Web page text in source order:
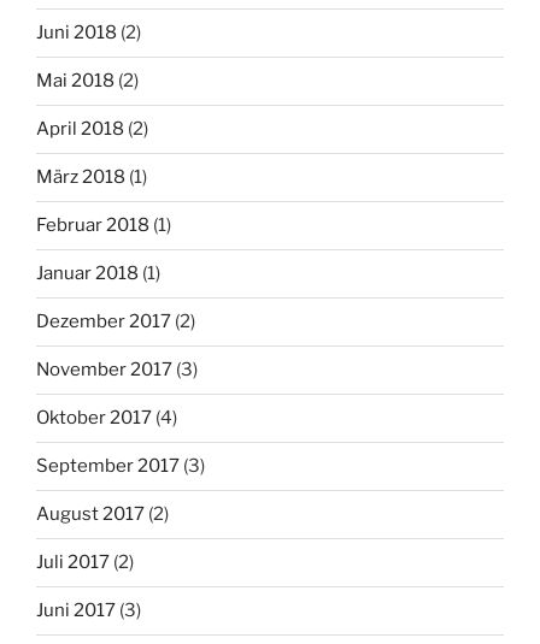
Juni 2018 (2)
Mai 2018 (2)
April 2018 (2)
März 2018 (1)
Februar 2018 (1)
Januar 2018 (1)
Dezember 2017 (2)
November 2017 (3)
Oktober 2017 (4)
September 2017 (3)
August 2017 (2)
Juli 2017 (2)
Juni 2017 (3)